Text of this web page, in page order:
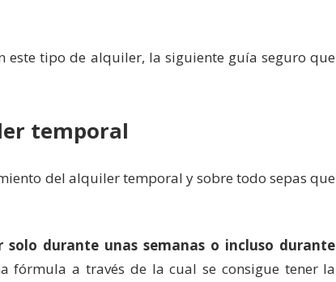
tipo de alquiler, la siguiente guía seguro que
temporal
del alquiler temporal y sobre todo sepas que
durante unas semanas o incluso durante
fórmula a través de la cual se consigue tener la